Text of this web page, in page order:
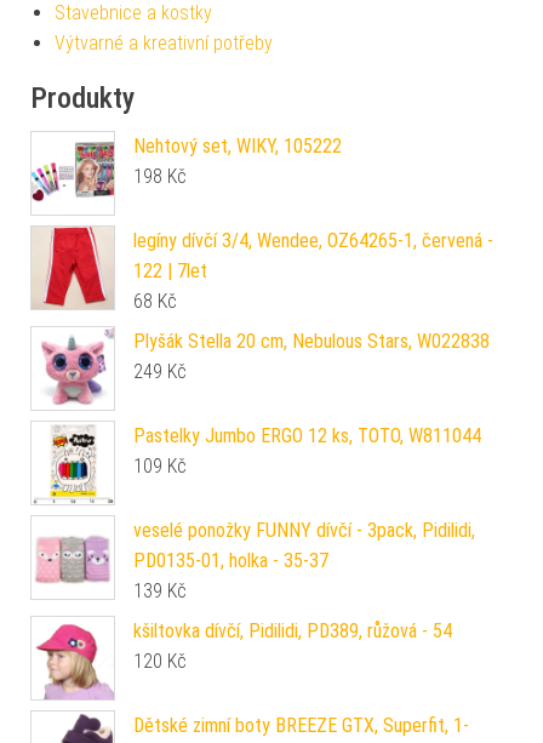
Stavebnice a kostky
Výtvarné a kreativní potřeby
Produkty
Nehtový set, WIKY, 105222
198 Kč
legíny dívčí 3/4, Wendee, OZ64265-1, červená -
122 | 7let
68 Kč
Plyšák Stella 20 cm, Nebulous Stars, W022838
249 Kč
Pastelky Jumbo ERGO 12 ks, TOTO, W811044
109 Kč
veselé ponožky FUNNY dívčí - 3pack, Pidilidi,
PD0135-01, holka - 35-37
139 Kč
kšiltovka dívčí, Pidilidi, PD389, růžová - 54
120 Kč
Dětské zimní boty BREEZE GTX, Superfit, 1-